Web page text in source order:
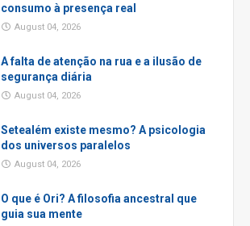
consumo à presença real
August 04, 2026
A falta de atenção na rua e a ilusão de
segurança diária
August 04, 2026
Setealém existe mesmo? A psicologia
dos universos paralelos
August 04, 2026
O que é Ori? A filosofia ancestral que
guia sua mente